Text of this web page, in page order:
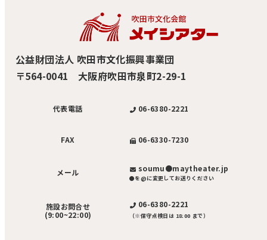
公益財団法人 吹田市文化振興事業団
〒564-0041 大阪府吹田市泉町2-29-1
代表電話 06-6380-2221
FAX 06-6330-7230
メール soumu●maytheater.jp
●を@に変更してお送りください
施設お問合せ
(9:00~22:00)
06-6380-2221
（※保守点検日は 18:00 まで）